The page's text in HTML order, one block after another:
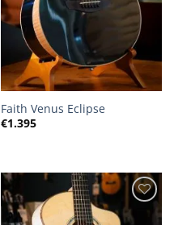
Faith Venus Eclipse
€1.395